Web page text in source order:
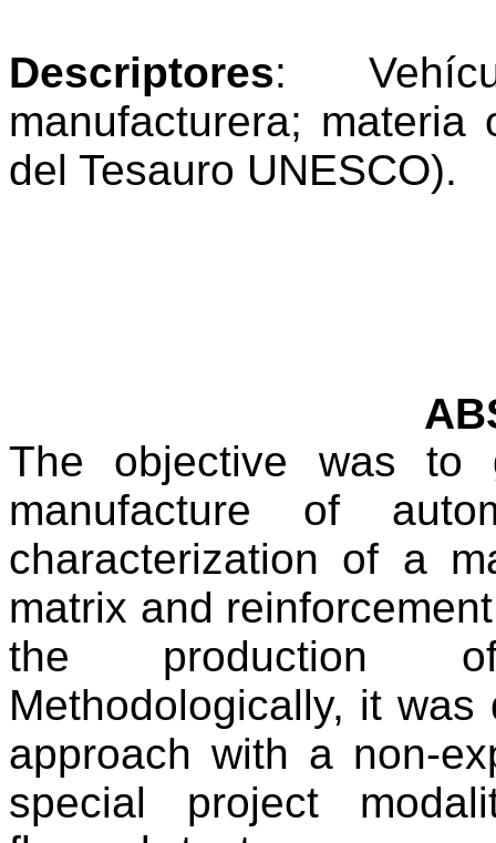
Descriptores:
manufacturera;
del Tesauro UNESCO).
The objective was to
manufacture of
characterization of a
matrix and
the production
Methodologically, it
approach with a non-
special project